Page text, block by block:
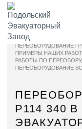
ПЕРЕОБОРУДОВАНИЕ
ПРИМЕРЫ НАШИХ РАБОТ
РАБОТЫ ПО
ПЕРЕОБОРУДОВАНИЕ
P114 340